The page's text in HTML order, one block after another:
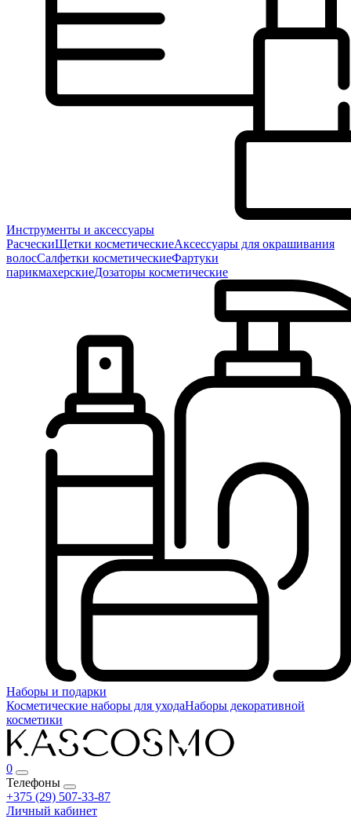
Инструменты и аксессуары
РасческиЩетки косметическиеАксессуары для окрашивания
волосСалфетки косметическиеФартуки
парикмахерскиеДозаторы косметические
Наборы и подарки
Косметические наборы для уходаНаборы декоративной
косметики
0
Телефоны
+375 (29) 507-33-87
Личный кабинет